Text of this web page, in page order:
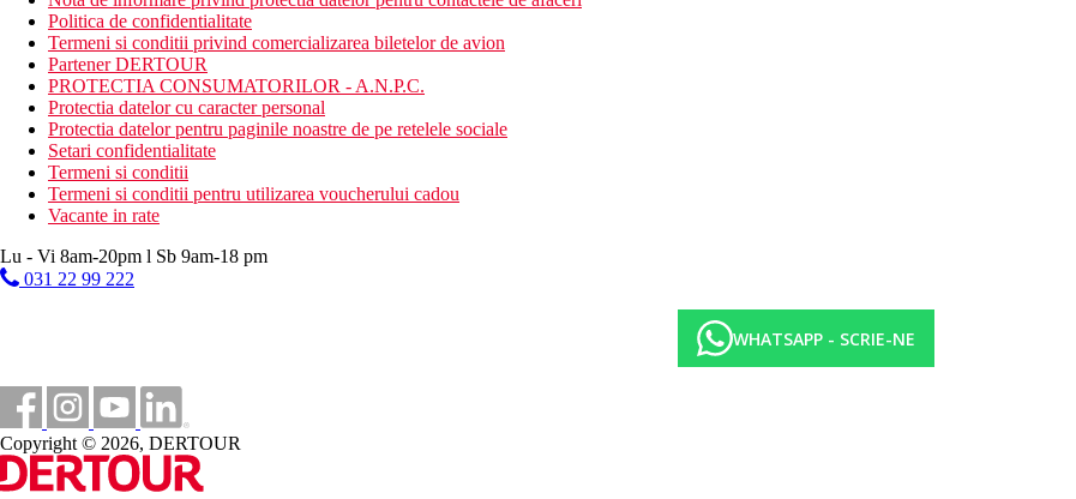
Politica de confidentialitate
Termeni si conditii privind comercializarea biletelor de avion
Partener DERTOUR
PROTECTIA CONSUMATORILOR - A.N.P.C.
Protectia datelor cu caracter personal
Protectia datelor pentru paginile noastre de pe retelele sociale
Setari confidentialitate
Termeni si conditii
Termeni si conditii pentru utilizarea voucherului cadou
Vacante in rate
Lu - Vi 8am-20pm l Sb 9am-18 pm
031 22 99 222
WHATSAPP - SCRIE-NE
Copyright © 2026, DERTOUR